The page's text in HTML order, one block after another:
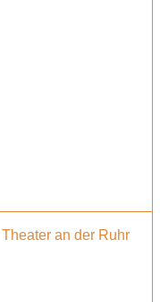
Theater an der Ruhr